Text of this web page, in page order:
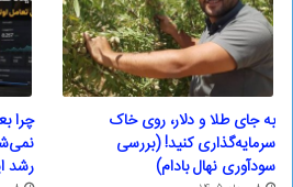
به جای طلا و دلار، روی خاک
سرمایه‌گذاری کنید! (بررسی
سودآوری نهال بادام)
چرا
رشد